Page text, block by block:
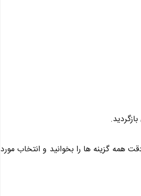
همه گزینه‌ ها را بخوانید و انتخاب مورد